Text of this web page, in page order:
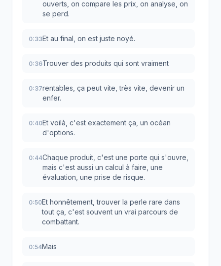
ouverts, on compare les prix, on analyse, on
se perd.
0:33Et au final, on est juste noyé.
0:36Trouver des produits qui sont vraiment
0:37rentables, ça peut vite, très vite, devenir un
enfer.
0:40Et voilà, c'est exactement ça, un océan
d'options.
0:44Chaque produit, c'est une porte qui s'ouvre,
mais c'est aussi un calcul à faire, une
évaluation, une prise de risque.
0:50Et honnêtement, trouver la perle rare dans
tout ça, c'est souvent un vrai parcours de
combattant.
0:54Mais